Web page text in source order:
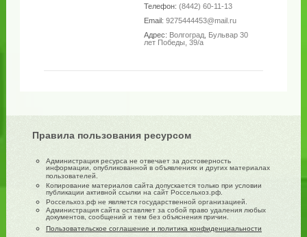
Телефон: (8442) 60-11-13
Email: 9275444453@mail.ru
Адрес: Волгоград, Бульвар 30
лет Победы, 39/а
Правила пользования ресурсом
Администрация ресурса не отвечает за достоверность
информации, опубликованной в объявлениях и других материалах
пользователей.
Копирование материалов сайта допускается только при условии
публикации активной ссылки на сайт Россельхоз.рф.
Россельхоз.рф не является государственной организацией.
Администрация сайта оставляет за собой право удаления любых
документов, сообщений и тем без объяснения причин.
Пользовательское соглашение и политика конфиденциальности